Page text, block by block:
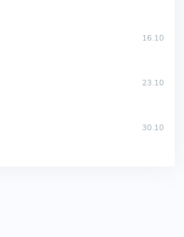
16.10
23.10
30.10